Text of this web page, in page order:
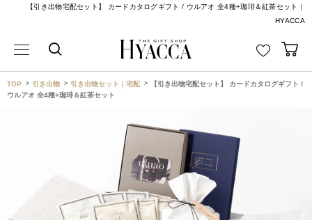
【引き出物宅配セット】 カードカタログギフト / ウルアオ 全4種+珈琲＆紅茶セット｜
HYACCA
TOP 引き出物 引き出物セット｜宅配
【引き出物宅配セット】 カードカタログギフト /
ウルアオ 全4種+珈琲＆紅茶セット